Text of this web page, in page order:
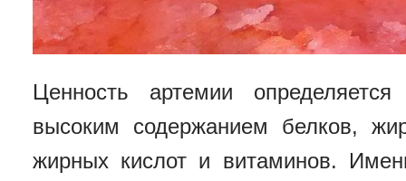
Ценность артемии
высоким содержанием белков,
жирных кислот и витаминов.